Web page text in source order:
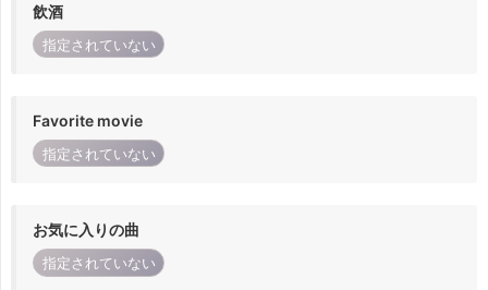
飲酒
指定されていない
Favorite movie
指定されていない
お気に入りの曲
指定されていない